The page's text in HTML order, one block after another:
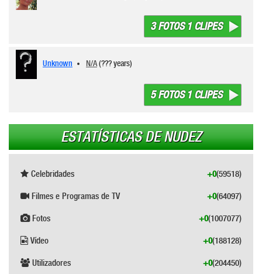
3 FOTOS 1 CLIPES
Unknown N/A(??? years)
5 FOTOS 1 CLIPES
ESTATÍSTICAS DE NUDEZ
Celebridades (59518)
+0
Filmes e Programas de TV (64097)
+0
Fotos (1007077)
+0
Vídeo (188128)
+0
Utilizadores (204450)
+0